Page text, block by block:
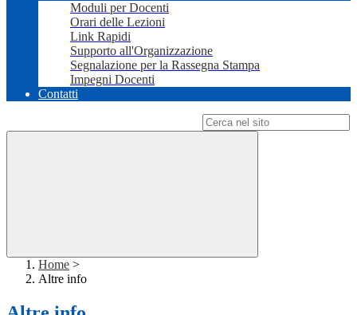
Moduli per Docenti
Orari delle Lezioni
Link Rapidi
Supporto all'Organizzazione
Segnalazione per la Rassegna Stampa
Impegni Docenti
Contatti
Home >
Altre info